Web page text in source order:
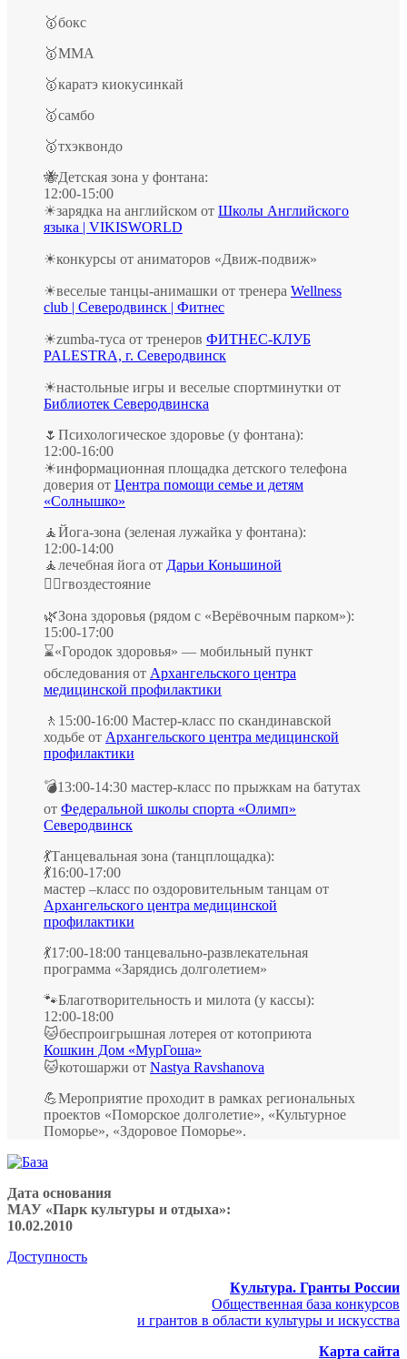
🥇бокс
🥇ММА
🥇каратэ киокусинкай
🥇самбо
🥇тхэквондо
🐝Детская зона у фонтана:
12:00-15:00
☀зарядка на английском от Школы Английского
языка | VIKISWORLD
☀конкурсы от аниматоров «Движ-подвиж»
☀веселые танцы-анимашки от тренера Wellness
club | Северодвинск | Фитнес
☀zumba-туса от тренеров ФИТНЕС-КЛУБ
PALESTRA, г. Северодвинск
☀настольные игры и веселые спортминутки от
Библиотек Северодвинска
🌷Психологическое здоровье (у фонтана):
12:00-16:00
☀информационная площадка детского телефона
доверия от Центра помощи семье и детям
«Солнышко»
🧘‍Йога-зона (зеленая лужайка у фонтана):
12:00-14:00
🧘‍лечебная йога от Дарьи Коньшиной
🧘‍♀️гвоздестояние
🌿Зона здоровья (рядом с «Верёвочным парком»):
15:00-17:00
⌛«Городок здоровья» — мобильный пункт
обследования от Архангельского центра
медицинской профилактики
🚶‍15:00-16:00 Мастер-класс по скандинавской
ходьбе от Архангельского центра медицинской
профилактики
💣13:00-14:30 мастер-класс по прыжкам на батутах
от Федеральной школы спорта «Олимп»
Северодвинск
💃Танцевальная зона (танцплощадка):
💃16:00-17:00
мастер –класс по оздоровительным танцам от
Архангельского центра медицинской
профилактики
💃17:00-18:00 танцевально-развлекательная
программа «Зарядись долголетием»
🐾Благотворительность и милота (у кассы):
12:00-18:00
🐱беспроигрышная лотерея от котоприюта
Кошкин Дом «МурГоша»
🐱котошаржи от Nastya Ravshanova
💪Мероприятие проходит в рамках региональных
проектов «Поморское долголетие», «Культурное
Поморье», «Здоровое Поморье».
Дата основания
МАУ «Парк культуры и отдыха»:
10.02.2010
Доступность
Культура. Гранты России
Общественная база конкурсов
и грантов в области культуры и искусства
Карта сайта